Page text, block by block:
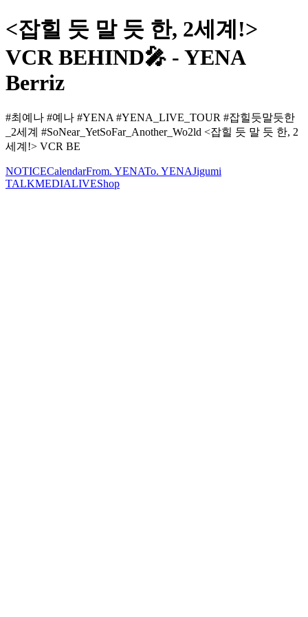
<잡힐 듯 말 듯 한, 2세계!>
VCR BEHIND🎤 - YENA
Berriz
#최예나 #예나 #YENA #YENA_LIVE_TOUR #잡힐듯말듯한
_2세계 #SoNear_YetSoFar_Another_Wo2ld <잡힐 듯 말 듯 한, 2
세계!> VCR BE
NOTICECalendarFrom. YENATo. YENAJigumi
TALKMEDIALIVEShop